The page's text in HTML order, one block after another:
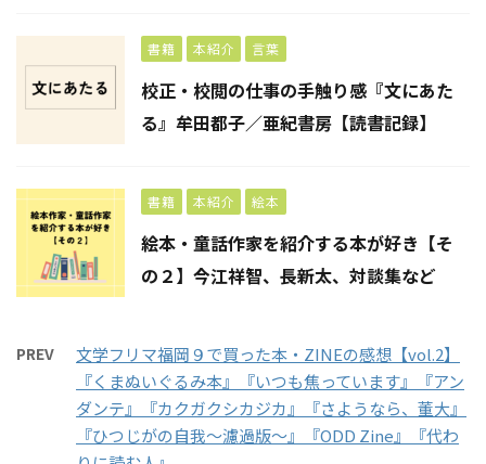
書籍 本紹介 言葉
校正・校閲の仕事の手触り感『文にあた
る』牟田都子／亜紀書房【読書記録】
書籍 本紹介 絵本
絵本・童話作家を紹介する本が好き【そ
の２】今江祥智、長新太、対談集など
PREV
文学フリマ福岡９で買った本・ZINEの感想【vol.2】
『くまぬいぐるみ本』『いつも焦っています』『アン
ダンテ』『カクガクシカジカ』『さようなら、董大』
『ひつじがの自我〜濾過版〜』『ODD Zine』『代わ